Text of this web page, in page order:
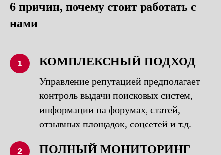
6 причин, почему стоит работать с
нами
1 КОМПЛЕКСНЫЙ ПОДХОД
Управление репутацией предполагает
контроль выдачи поисковых систем,
информации на форумах, статей,
отзывных площадок, соцсетей и т.д.
2 ПОЛНЫЙ МОНИТОРИНГ